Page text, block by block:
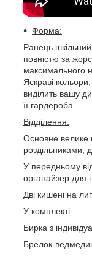
Форма:
Ранець
повністю за
максимального
Яскраві
виділить вашу
її гардероба.
Відділення:
Основне велике
роздільниками,
У передньому
органайзер для
Дві кишені на
У комплекті:
Бирка з
Брелок-